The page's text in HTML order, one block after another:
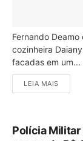
Fernando
cozinheira
facadas em um...
LEIA MAIS
Polícia